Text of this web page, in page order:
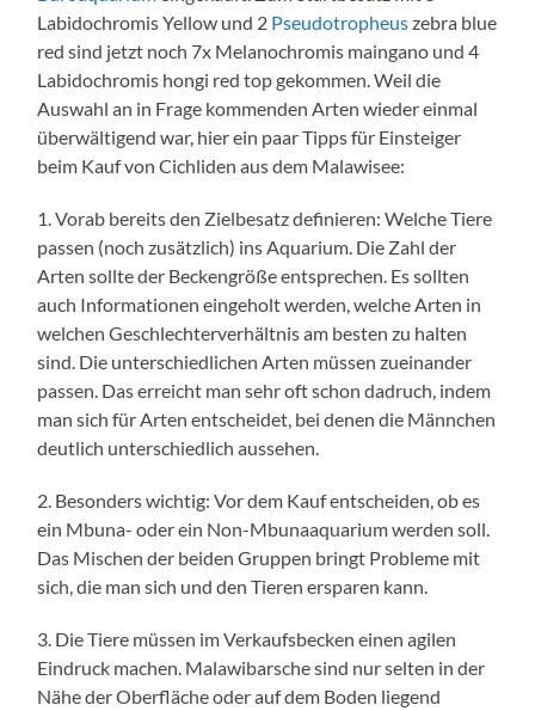
Labidochromis Yellow und 2 Pseudotropheuszebra blue
red sind jetzt noch 7x Melanochromis maingano und 4
Labidochromis hongi red top gekommen. Weil die
Auswahl an in Frage kommenden Arten wieder einmal
überwältigend war, hier ein paar Tipps für Einsteiger
beim Kauf von Cichliden aus dem Malawisee:
1. Vorab bereits den Zielbesatz definieren: Welche Tiere
passen (noch zusätzlich) ins Aquarium. Die Zahl der
Arten sollte der Beckengröße entsprechen. Es sollten
auch Informationen eingeholt werden, welche Arten in
welchen Geschlechterverhältnis am besten zu halten
sind. Die unterschiedlichen Arten müssen zueinander
passen. Das erreicht man sehr oft schon dadruch, indem
man sich für Arten entscheidet, bei denen die Männchen
deutlich unterschiedlich aussehen.
2. Besonders wichtig: Vor dem Kauf entscheiden, ob es
ein Mbuna- oder ein Non-Mbunaaquarium werden soll.
Das Mischen der beiden Gruppen bringt Probleme mit
sich, die man sich und den Tieren ersparen kann.
3. Die Tiere müssen im Verkaufsbecken einen agilen
Eindruck machen. Malawibarsche sind nur selten in der
Nähe der Oberfläche oder auf dem Boden liegend